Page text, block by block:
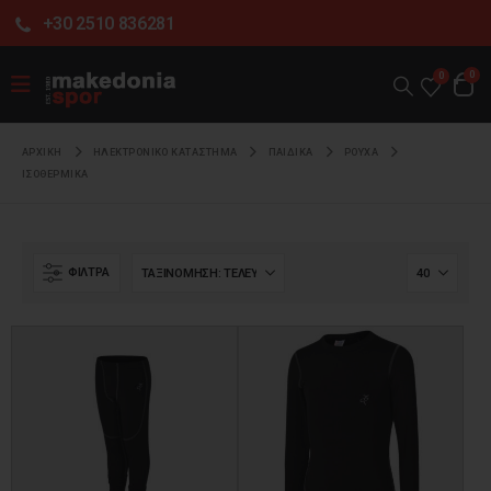
+30 2510 836281
0 0
ΑΡΧΙΚΉ ΗΛΕΚΤΡΟΝΙΚΌ ΚΑΤΆΣΤΗΜΑ ΠΑΙΔΙΚΑ
ΡΟΥΧΑ
ΙΣΟΘΕΡΜΙΚΑ
ΦΊΛΤΡΑ